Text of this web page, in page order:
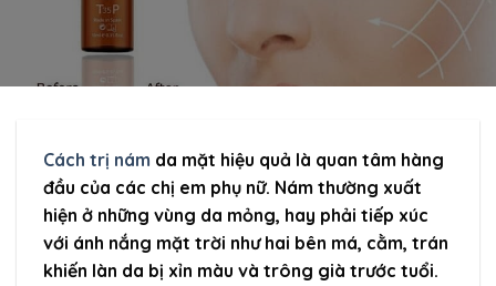
Cách trị nám da mặt hiệu quả là quan tâm hàng
đầu của các chị em phụ nữ. Nám thường xuất
hiện ở những vùng da mỏng, hay phải tiếp xúc
với ánh nắng mặt trời như hai bên má, cằm, trán
khiến làn da bị xỉn màu và trông già trước tuổi.